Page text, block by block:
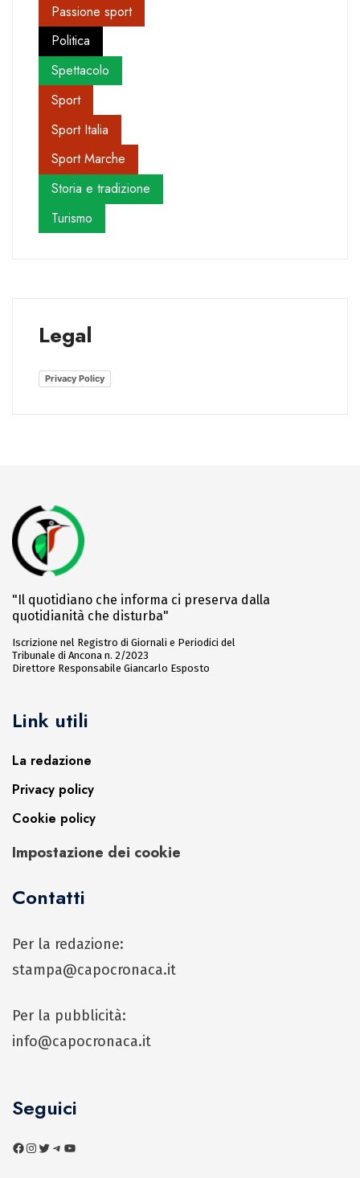
Passione sport
Politica
Spettacolo
Sport
Sport Italia
Sport Marche
Storia e tradizione
Turismo
Legal
Privacy Policy
"Il quotidiano che informa ci preserva dalla
quotidianità che disturba"
Iscrizione nel Registro di Giornali e Periodici del
Tribunale di Ancona n. 2/2023
Direttore Responsabile Giancarlo Esposto
Link utili
La redazione
Privacy policy
Cookie policy
Impostazione dei cookie
Contatti
Per la redazione:
stampa@capocronaca.it
Per la pubblicità:
info@capocronaca.it
Seguici